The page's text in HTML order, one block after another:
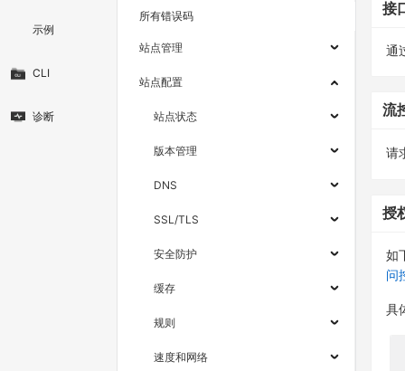
示例
CLI
诊断
所有错误码
站点管理
站点配置
站点状态
版本管理
DNS
SSL/TLS
安全防护
缓存
规则
速度和网络
接
通
流
请
授
如
问
具